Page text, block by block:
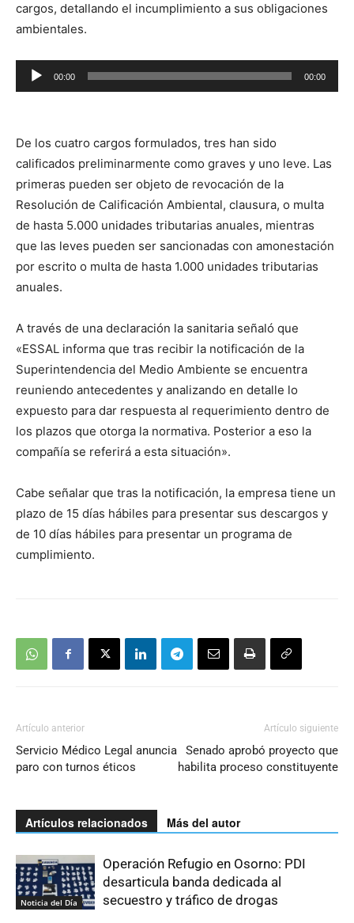
cargos, detallando el incumplimiento a sus obligaciones
ambientales.
Reproductor
de
00:00 00:00
De los cuatro cargos formulados, tres han sido
calificados preliminarmente como graves y uno leve. Las
primeras pueden ser objeto de revocación de la
Resolución de Calificación Ambiental, clausura, o multa
de hasta 5.000 unidades tributarias anuales, mientras
que las leves pueden ser sancionadas con amonestación
por escrito o multa de hasta 1.000 unidades tributarias
anuales.
A través de una declaración la sanitaria señaló que
«ESSAL informa que tras recibir la notificación de la
Superintendencia del Medio Ambiente se encuentra
reuniendo antecedentes y analizando en detalle lo
expuesto para dar respuesta al requerimiento dentro de
los plazos que otorga la normativa. Posterior a eso la
compañía se referirá a esta situación».
Cabe señalar que tras la notificación, la empresa tiene un
plazo de 15 días hábiles para presentar sus descargos y
de 10 días hábiles para presentar un programa de
cumplimiento.
Artículo anterior
Servicio Médico Legal anuncia
paro con turnos éticos
Artículo siguiente
Senado aprobó proyecto que
habilita proceso constituyente
Artículos relacionados Más del autor
Noticia del Día
Operación Refugio en Osorno: PDI
desarticula banda dedicada al
secuestro y tráfico de drogas